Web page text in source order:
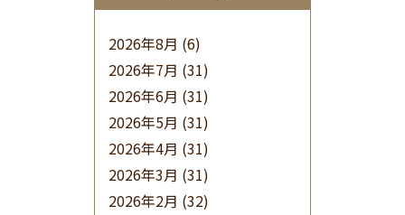
2026年8月 (6)
2026年7月 (31)
2026年6月 (31)
2026年5月 (31)
2026年4月 (31)
2026年3月 (31)
2026年2月 (32)